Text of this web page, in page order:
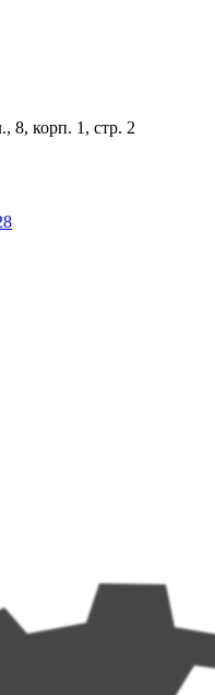
8, корп. 1, стр. 2